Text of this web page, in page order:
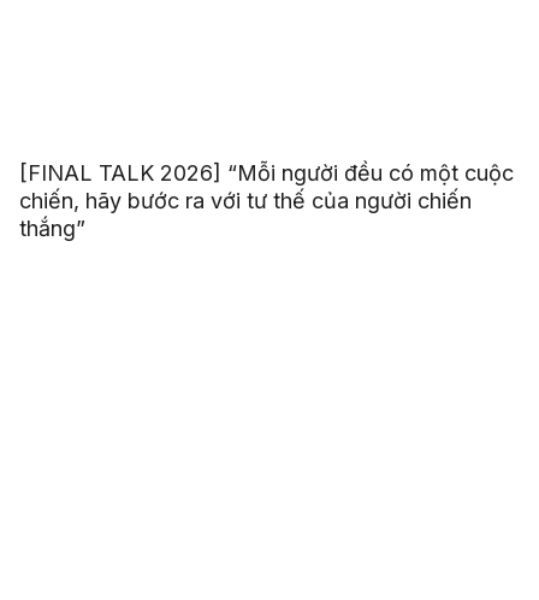
[FINAL TALK 2026] “Mỗi người đều có một cuộc
chiến, hãy bước ra với tư thế của người chiến
thắng”